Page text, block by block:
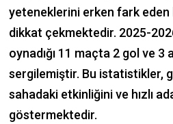
yeteneklerini erken fark
dikkat çekmektedir. 2025-
oynadığı 11 maçta 2 gol ve
sergilemiştir. Bu istatistikler,
sahadaki etkinliğini ve hızlı
göstermektedir.